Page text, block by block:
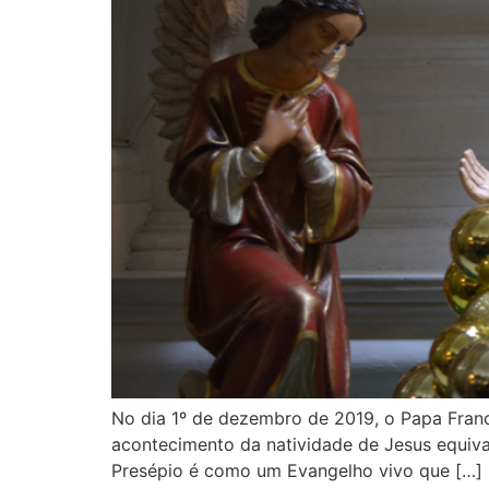
No dia 1º de dezembro de 2019, o Papa
acontecimento da natividade de Jesus
Presépio é como um Evangelho vivo que […]